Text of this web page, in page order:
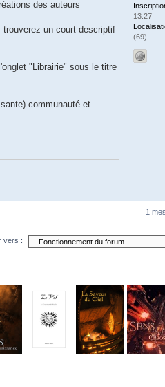
des auteurs
un court descriptif
"Librairie" sous le titre
communauté et
13:27
(69)
1
vers :